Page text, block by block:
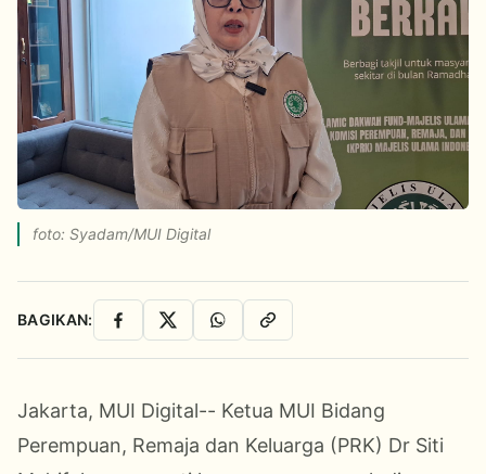
foto: Syadam/MUI Digital
BAGIKAN: Facebook
X WhatsAppSalin Link
Jakarta, MUI Digital-- Ketua MUI Bidang
Perempuan, Remaja dan Keluarga (PRK) Dr Siti